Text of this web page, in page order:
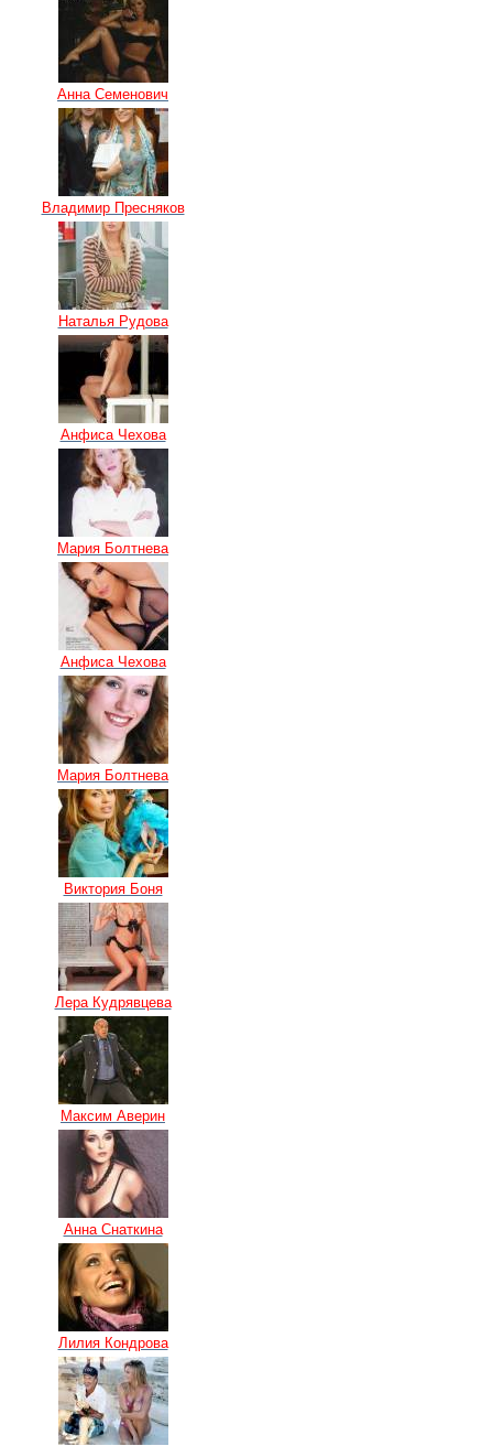
Анна Семенович
Владимир Пресняков
Наталья Рудова
Анфиса Чехова
Мария Болтнева
Анфиса Чехова
Мария Болтнева
Виктория Боня
Лера Кудрявцева
Максим Аверин
Анна Снаткина
Лилия Кондрова